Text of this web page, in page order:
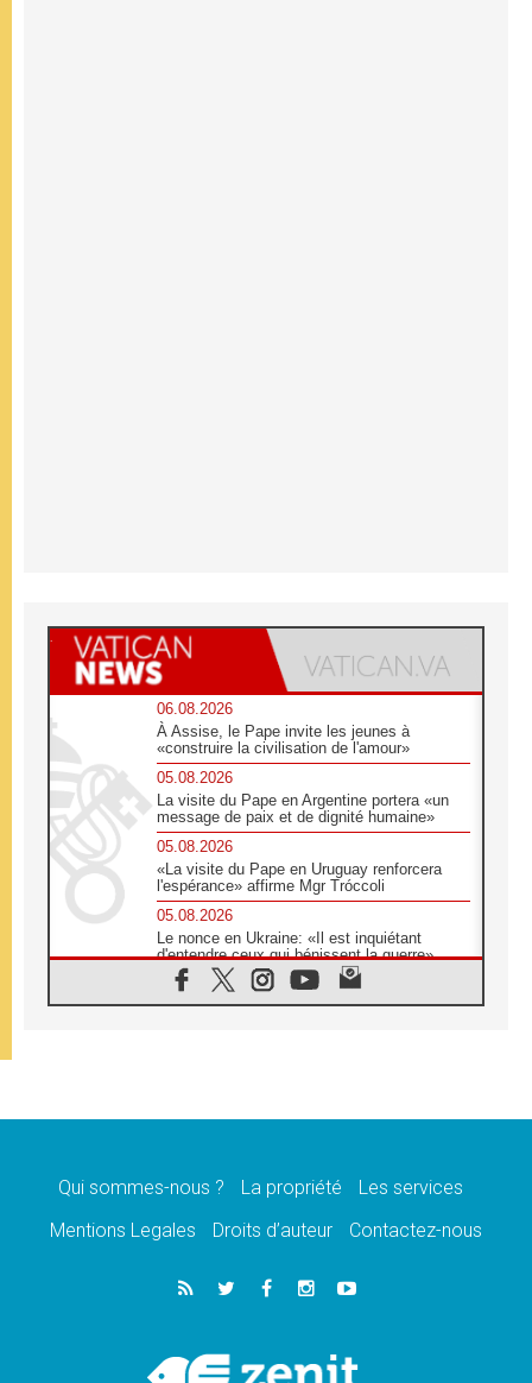
06.08.2026
À Assise, le Pape invite les jeunes à
«construire la civilisation de l'amour»
05.08.2026
La visite du Pape en Argentine portera «un
message de paix et de dignité humaine»
05.08.2026
«La visite du Pape en Uruguay renforcera
l'espérance» affirme Mgr Tróccoli
05.08.2026
Le nonce en Ukraine: «Il est inquiétant
d'entendre ceux qui bénissent la guerre»
05.08.2026
Léon XIV au Pérou, une lueur d'espoir pour
décès du cardinal Júlio Langa
Le Pape attendu en novembre en Uruguay,
05.08.2026
Audience générale: la prière est un acte
Léon XIV invite les Chevaliers de Colomb à
Qui sommes-nous ? La propriété
Les services
Mentions Legales
Droits d’auteur Contactez-nous